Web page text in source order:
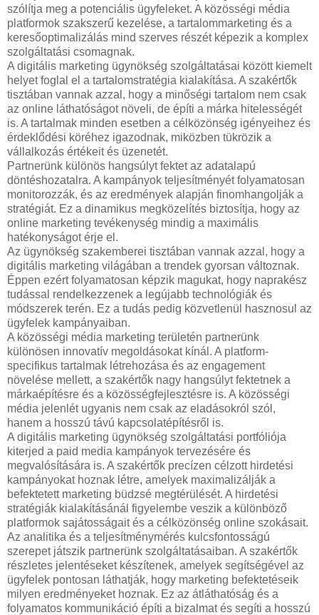
szólítja meg a potenciális ügyfeleket. A közösségi média
platformok szakszerű kezelése, a tartalommarketing és a
keresőoptimalizálás mind szerves részét képezik a komplex
szolgáltatási csomagnak.
A digitális marketing ügynökség szolgáltatásai között kiemelt
helyet foglal el a tartalomstratégia kialakítása. A szakértők
tisztában vannak azzal, hogy a minőségi tartalom nem csak
az online láthatóságot növeli, de építi a márka hitelességét
is. A tartalmak minden esetben a célközönség igényeihez és
érdeklődési köréhez igazodnak, miközben tükrözik a
vállalkozás értékeit és üzenetét.
Partnerünk különös hangsúlyt fektet az adatalapú
döntéshozatalra. A kampányok teljesítményét folyamatosan
monitorozzák, és az eredmények alapján finomhangolják a
stratégiát. Ez a dinamikus megközelítés biztosítja, hogy az
online marketing tevékenység mindig a maximális
hatékonyságot érje el.
Az ügynökség szakemberei tisztában vannak azzal, hogy a
digitális marketing világában a trendek gyorsan változnak.
Éppen ezért folyamatosan képzik magukat, hogy naprakész
tudással rendelkezzenek a legújabb technológiák és
módszerek terén. Ez a tudás pedig közvetlenül hasznosul az
ügyfelek kampányaiban.
A közösségi média marketing területén partnerünk
különösen innovatív megoldásokat kínál. A platform-
specifikus tartalmak létrehozása és az engagement
növelése mellett, a szakértők nagy hangsúlyt fektetnek a
márkaépítésre és a közösségfejlesztésre is. A közösségi
média jelenlét ugyanis nem csak az eladásokról szól,
hanem a hosszú távú kapcsolatépítésről is.
A digitális marketing ügynökség szolgáltatási portfóliója
kiterjed a paid media kampányok tervezésére és
megvalósítására is. A szakértők precízen célzott hirdetési
kampányokat hoznak létre, amelyek maximalizálják a
befektetett marketing büdzsé megtérülését. A hirdetési
stratégiák kialakításánál figyelembe veszik a különböző
platformok sajátosságait és a célközönség online szokásait.
Az analitika és a teljesítménymérés kulcsfontosságú
szerepet játszik partnerünk szolgáltatásaiban. A szakértők
részletes jelentéseket készítenek, amelyek segítségével az
ügyfelek pontosan láthatják, hogy marketing befektetéseik
milyen eredményeket hoznak. Ez az átláthatóság és a
folyamatos kommunikáció építi a bizalmat és segíti a hosszú